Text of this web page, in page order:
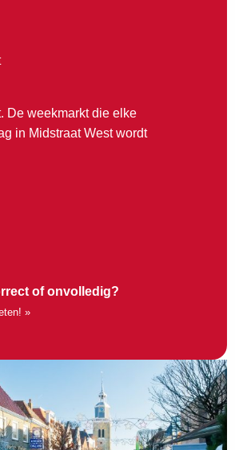
De weekmarkt die elke
in Midstraat West wordt
of onvolledig?
»